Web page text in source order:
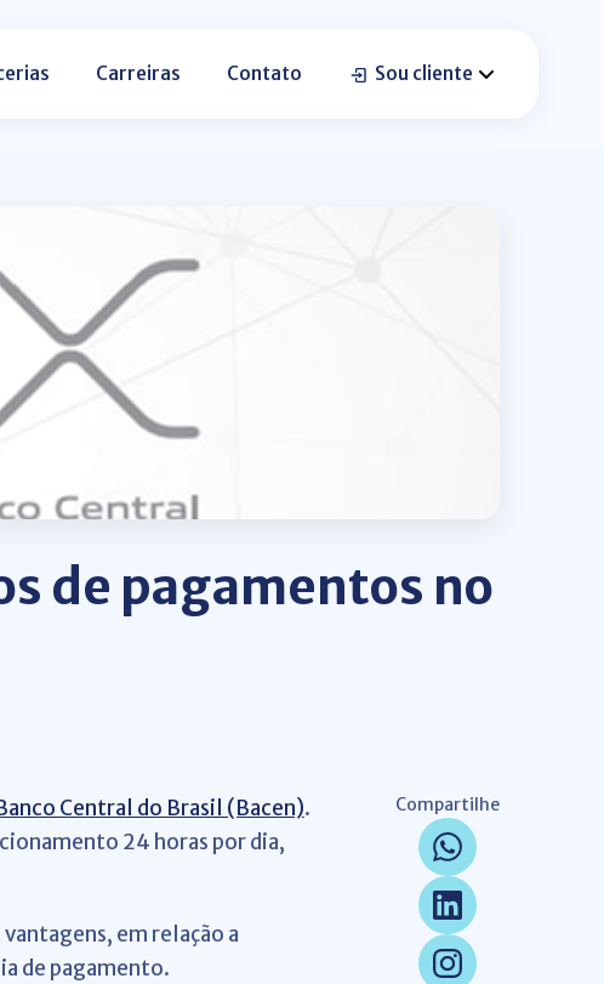
Carreiras Contato Sou cliente
de pagamentos no
Central do Brasil (Bacen).
24 horas por dia,
em relação a
de pagamento.
Compartilhe